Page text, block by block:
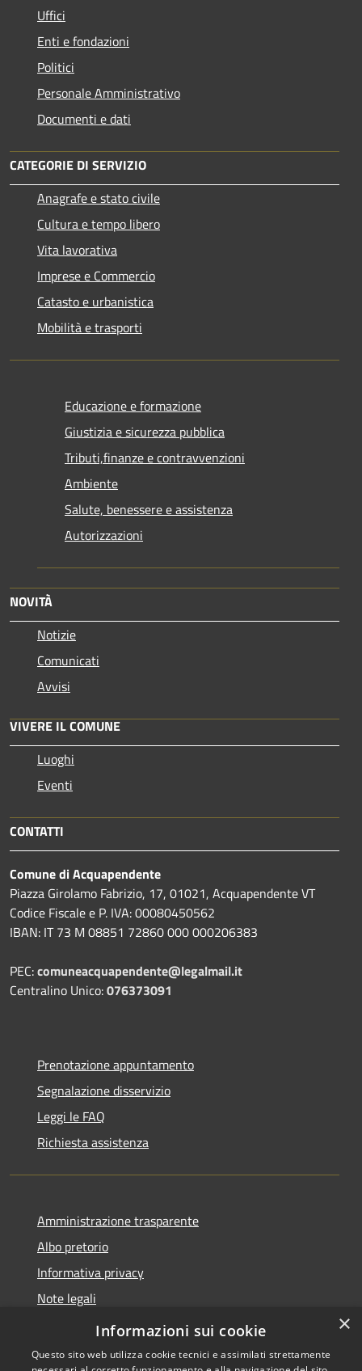
Uffici
Enti e fondazioni
Politici
Personale Amministrativo
Documenti e dati
CATEGORIE DI SERVIZIO
Anagrafe e stato civile
Cultura e tempo libero
Vita lavorativa
Imprese e Commercio
Catasto e urbanistica
Mobilità e trasporti
Educazione e formazione
Giustizia e sicurezza pubblica
Tributi,finanze e contravvenzioni
Ambiente
Salute, benessere e assistenza
Autorizzazioni
NOVITÀ
Notizie
Comunicati
Avvisi
VIVERE IL COMUNE
Luoghi
Eventi
CONTATTI
Comune di Acquapendente
Piazza Girolamo Fabrizio, 17, 01021, Acquapendente VT
Codice Fiscale e P. IVA: 00080450562
IBAN: IT 73 M 08851 72860 000 000206383
PEC:comuneacquapendente@legalmail.it
Centralino Unico:076373091
Prenotazione appuntamento
Segnalazione disservizio
Leggi le FAQ
Richiesta assistenza
Amministrazione trasparente
Albo pretorio
Informativa privacy
Note legali
Dichiarazione di accessibilità
×
Informazioni sui cookie
Questo sito web utilizza cookie tecnici e assimilati strettamente